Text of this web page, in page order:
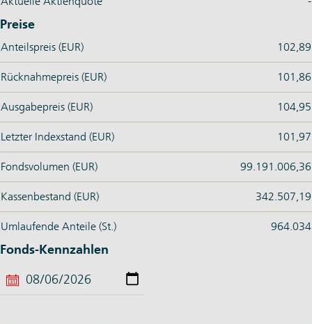
Preise
Anteilspreis (EUR) 102,89
Rücknahmepreis (EUR) 101,86
Ausgabepreis (EUR) 104,95
Letzter Indexstand (EUR) 101,97
Fondsvolumen (EUR) 99.191.006,36
Kassenbestand (EUR) 342.507,19
Umlaufende Anteile (St.) 964.034
Fonds-Kennzahlen